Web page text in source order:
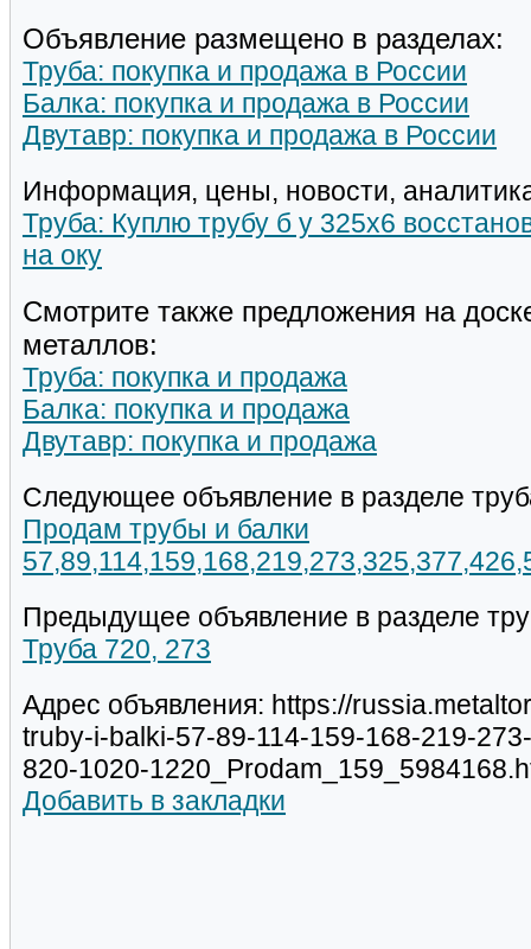
Объявление размещено в разделах:
Труба: покупка и продажа в России
Балка: покупка и продажа в России
Двутавр: покупка и продажа в России
Информация, цены, новости,
Труба: Куплю трубу б у 325х6
на оку
Смотрите также предложения на
металлов:
Труба: покупка и продажа
Балка: покупка и продажа
Двутавр: покупка и продажа
Следующее объявление в разделе
Продам трубы и балки
Предыдущее объявление в разделе
Труба 720, 273
Адрес объявления: https://
truby-i-balki-57-89-114-159-168-219-
820-1020-
Добавить в закладки